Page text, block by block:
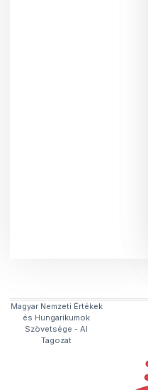
Magyar Nemzeti Értékek
és Hungarikumok
Szövetsége​ - AI
Tagozat